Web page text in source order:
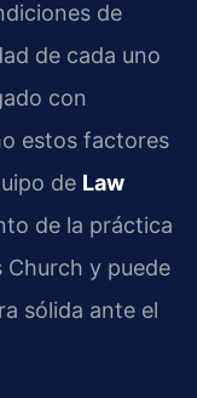
de
de cada uno
con
estos factores
de Law
de la práctica
Church y puede
sólida ante el